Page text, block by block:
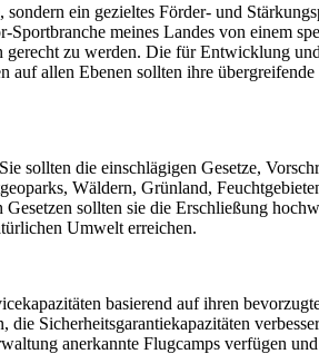
ein gezieltes Förder- und
meines Landes von einem
zu werden. Die für Entwicklung
allen Ebenen sollten ihre
sollten die einschlägigen Gesetze,
Wäldern, Grünland,
sollten sie die Erschließung
Umwelt erreichen.
basierend auf ihren
Sicherheitsgarantiekapazitäten
anerkannte Flugcamps verfügen